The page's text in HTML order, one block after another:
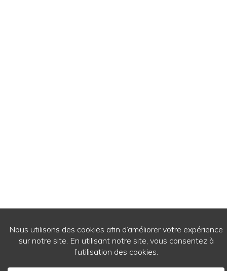
- Ecrits de passage - Tous droits réservés.